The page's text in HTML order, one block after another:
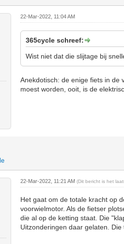
22-Mar-2022, 11:04 AM
365cycle schreef:
Wist niet dat die slijtage bij
Anekdotisch: de enige fiets in de
moest worden, ooit, is de
22-Mar-2022, 11:21 AM(Dit bericht is het
Het gaat om de totale kracht op
voorwielmotor. Als de fietser
die al op de ketting staat. Die
Uitzonderingen daar gelaten.